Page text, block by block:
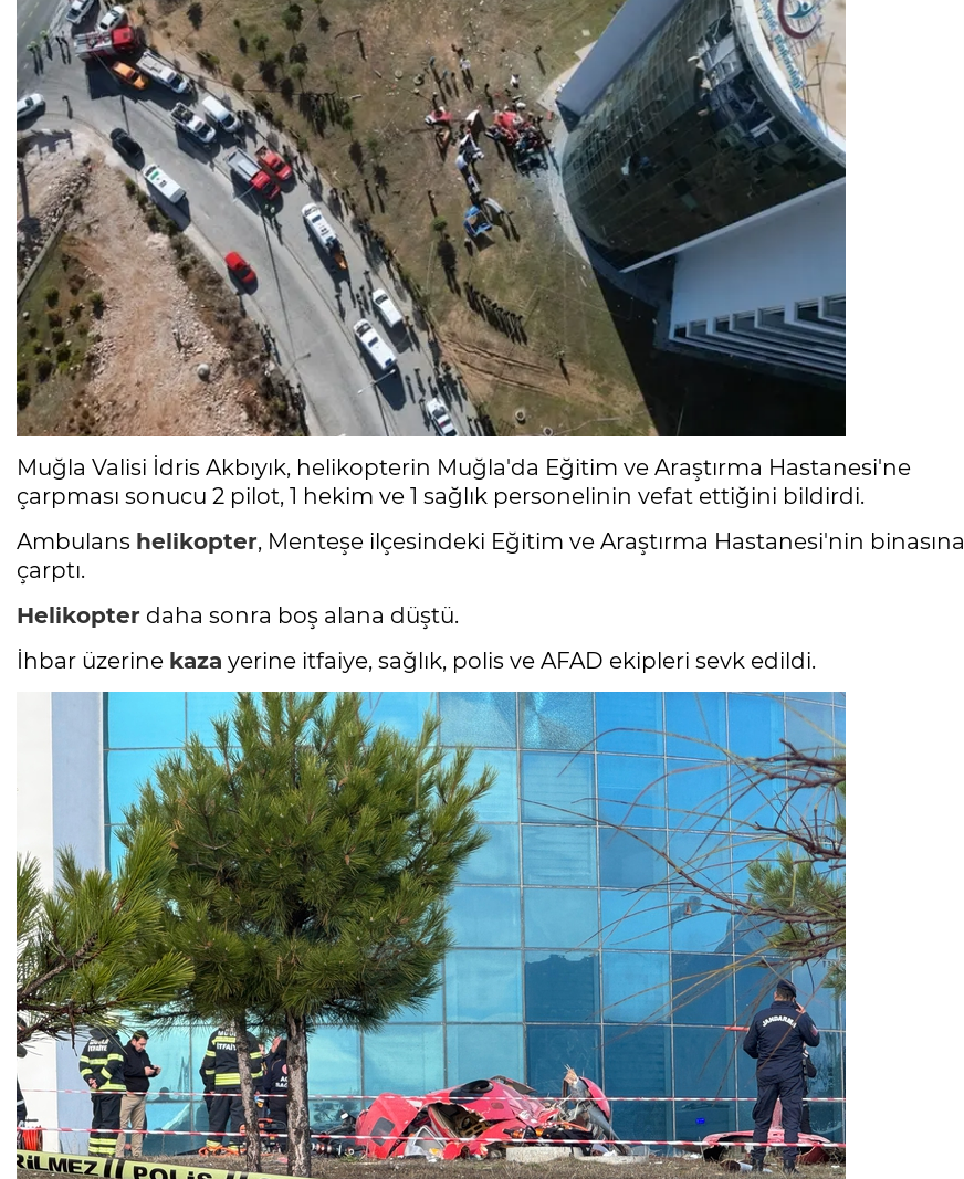
Muğla Valisi İdris Akbıyık, helikopterin Muğla'da Eğitim ve Araştırma Hastanesi'ne
çarpması sonucu 2 pilot, 1 hekim ve 1 sağlık personelinin vefat ettiğini bildirdi.
Ambulans helikopter, Menteşe ilçesindeki Eğitim ve Araştırma Hastanesi'nin binasına
çarptı.
Helikopter daha sonra boş alana düştü.
İhbar üzerine kaza yerine itfaiye, sağlık, polis ve AFAD ekipleri sevk edildi.